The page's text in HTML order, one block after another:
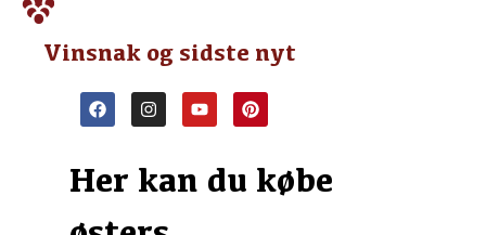
Vinsnak og sidste nyt
Her kan du købe